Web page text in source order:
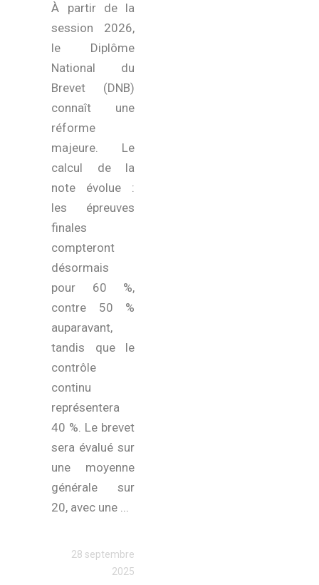
À partir de la
session 2026,
le Diplôme
National du
Brevet (DNB)
connaît une
réforme
majeure. Le
calcul de la
note évolue :
les épreuves
finales
compteront
désormais
pour 60 %,
contre 50 %
auparavant,
tandis que le
contrôle
continu
représentera
40 %. Le brevet
sera évalué sur
une moyenne
générale sur
20, avec une ...
28 septembre
2025